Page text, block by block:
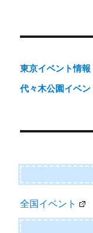
東京イベント情
代々木公園イベ
全国イベント